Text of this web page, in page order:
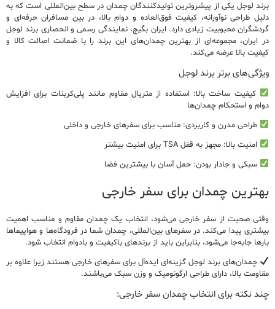
برند لوجل یکی از پیشروترین تولیدکنندگان چمدان در سطح بین‌المللی است که به
دلیل طراحی نوآورانه، کیفیت فوق‌العاده و دوام بالا، در بین مسافران حرفه‌ای و
گردشگران محبوبیت زیادی دارد. ایران بگیج، نمایندگی رسمی و انحصاری برند لوجل
در ایران، مجموعه‌ای از بهترین چمدان‌های این برند را با ضمانت اصالت کالا و
کیفیت بالا عرضه می‌کند.
ویژگی‌های برتر برند لوجل
کیفیت ساخت بالا: استفاده از متریال مقاوم مانند پلی‌کربنات برای افزایش
دوام و استحکام چمدان‌ها
طراحی مدرن و کاربردی: مناسب برای سفرهای خارجی و داخلی
امنیت بالا: مجهز به قفل TSA برای امنیت بیشتر
سبکی و جادار بودن: حمل آسان با بیشترین فضا
بهترین چمدان برای سفر خارجی
وقتی صحبت از سفر خارجی می‌شود، انتخاب یک چمدان مقاوم و مناسب اهمیت
بیشتری پیدا می‌کند. در سفرهای بین‌المللی، چمدان شما در فرودگاه‌ها و هواپیماها
بارها جابه‌جا می‌شود، بنابراین باید از برندهای باکیفیت و بادوام انتخاب شود.
چمدان‌های برند لوجلگزینه‌ای ایده‌آل برای سفرهای خارجی هستند زیرا علاوه بر
مقاومت بالا، دارای طراحی ارگونومیک و وزن سبک می‌باشند.
چند نکته برای انتخاب چمدان سفر خارجی: